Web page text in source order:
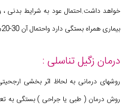
خواهد داشت.احتمال عود به شرایط بدنی
بیماری همراه بستگی دارد واحتمال آن 30-20% است.
درمان زگیل تناسلی :
روشهای درمانی به لحاظ اثر بخشی
روش درمان ( طبی یا جراحی ) بستگی به